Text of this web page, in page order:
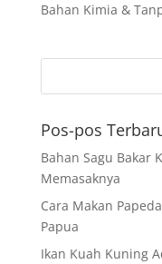
Bahan Kimia &
Pos-pos
Bahan Sagu Bakar
Memasaknya
Cara Makan
Papua
Ikan Kuah Kuning